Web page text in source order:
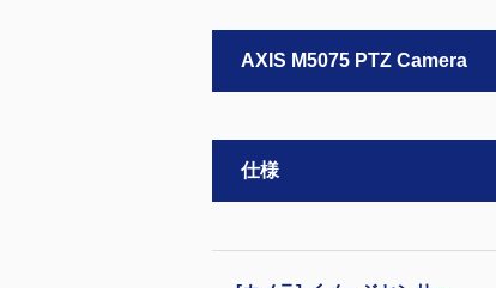
AXIS M5075 PTZ Camera
仕様